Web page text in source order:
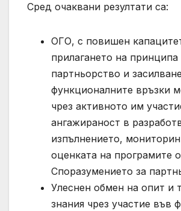
Сред очаквани резултати са:
ОГО, с повишен
прилагането на принципа
партньорство и
функционалните връзки
чрез активното им
ангажираност в
изпълнението,
оценката на програмите
Споразумението за
Улеснен обмен на опит и
знания чрез участие във